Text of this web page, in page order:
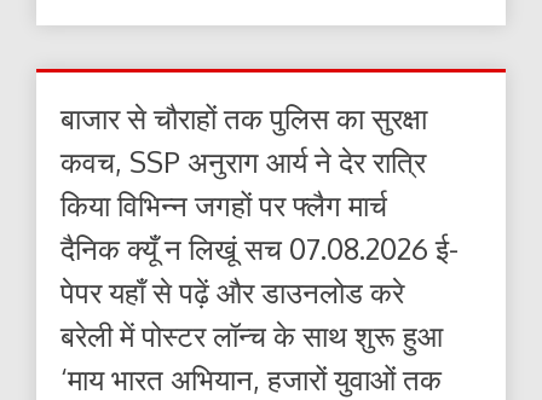
बाजार से चौराहों तक पुलिस का सुरक्षा
कवच, SSP अनुराग आर्य ने देर रात्रि
किया विभिन्न जगहों पर फ्लैग मार्च
दैनिक क्यूँ न लिखूं सच 07.08.2026 ई-
पेपर यहाँ से पढ़ें और डाउनलोड करे
बरेली में पोस्टर लॉन्च के साथ शुरू हुआ
‘माय भारत अभियान, हजारों युवाओं तक